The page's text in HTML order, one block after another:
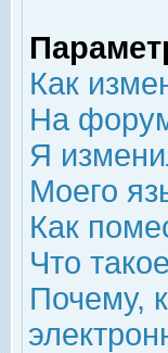
Как
На
Я
Моего
Как
Что
Почему,